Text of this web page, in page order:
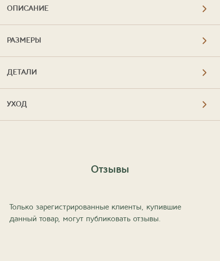
ОПИСАНИЕ
РАЗМЕРЫ
ДЕТАЛИ
УХОД
Отзывы
Только зарегистрированные клиенты, купившие
данный товар, могут публиковать отзывы.